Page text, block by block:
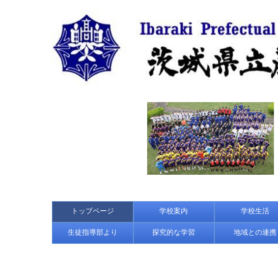
トップページ 学校案内 学校生活
生徒指導部より 探究的な学習 地域との連携